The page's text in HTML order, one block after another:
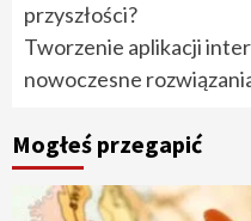
przyszłości?
Tworzenie aplikacji
nowoczesne
Mogłeś przegapić